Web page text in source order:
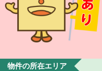
物件の所在エリア